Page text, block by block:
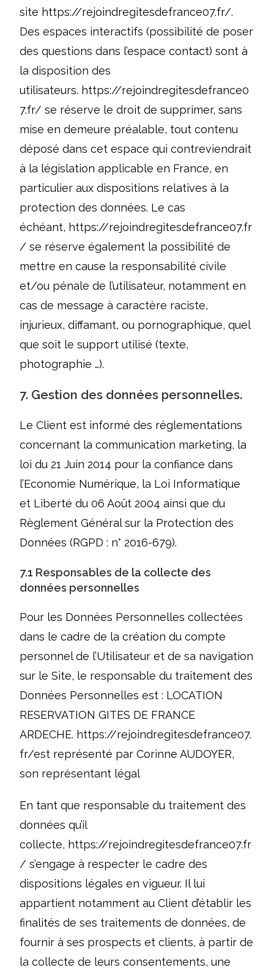
site https://rejoindregitesdefrance07.fr/.
Des espaces interactifs (possibilité de poser
des questions dans l’espace contact) sont à
la disposition des
utilisateurs. https://rejoindregitesdefrance0
7.fr/ se réserve le droit de supprimer, sans
mise en demeure préalable, tout contenu
déposé dans cet espace qui contreviendrait
à la législation applicable en France, en
particulier aux dispositions relatives à la
protection des données. Le cas
échéant, https://rejoindregitesdefrance07.fr
/ se réserve également la possibilité de
mettre en cause la responsabilité civile
et/ou pénale de l’utilisateur, notamment en
cas de message à caractère raciste,
injurieux, diffamant, ou pornographique, quel
que soit le support utilisé (texte,
photographie …).
7. Gestion des données personnelles.
Le Client est informé des réglementations
concernant la communication marketing, la
loi du 21 Juin 2014 pour la confiance dans
l’Economie Numérique, la Loi Informatique
et Liberté du 06 Août 2004 ainsi que du
Règlement Général sur la Protection des
Données (RGPD : n° 2016-679).
7.1 Responsables de la collecte des
données personnelles
Pour les Données Personnelles collectées
dans le cadre de la création du compte
personnel de l’Utilisateur et de sa navigation
sur le Site, le responsable du traitement des
Données Personnelles est : LOCATION
RESERVATION GITES DE FRANCE
ARDECHE. https://rejoindregitesdefrance07.
fr/est représenté par Corinne AUDOYER,
son représentant légal
En tant que responsable du traitement des
données qu’il
collecte, https://rejoindregitesdefrance07.fr
/ s’engage à respecter le cadre des
dispositions légales en vigueur. Il lui
appartient notamment au Client d’établir les
finalités de ses traitements de données, de
fournir à ses prospects et clients, à partir de
la collecte de leurs consentements, une